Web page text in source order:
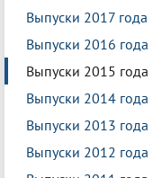
Выпуски 2017 года
Выпуски 2016 года
Выпуски 2015 года
Выпуски 2014 года
Выпуски 2013 года
Выпуски 2012 года